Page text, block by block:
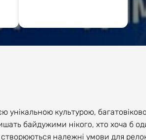
унікальною культурою,
байдужими нікого, хто хоча
належні умови для